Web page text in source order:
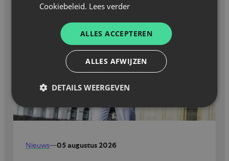
Nieuws—05 augustus 2026
Cookiebeleid. Lees verder
ALLES ACCEPTEREN
ALLES AFWIJZEN
DETAILS WEERGEVEN